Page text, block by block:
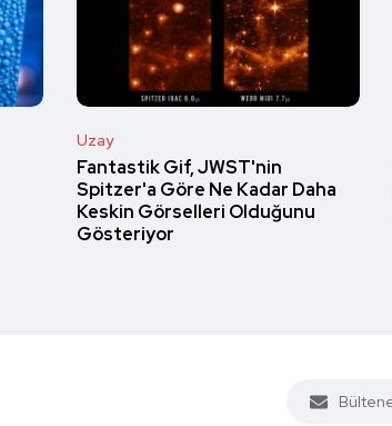
Uzay
Fantastik Gif, JWST'nin
Spitzer'a Göre Ne Kadar Daha
Keskin Görselleri Olduğunu
Gösteriyor